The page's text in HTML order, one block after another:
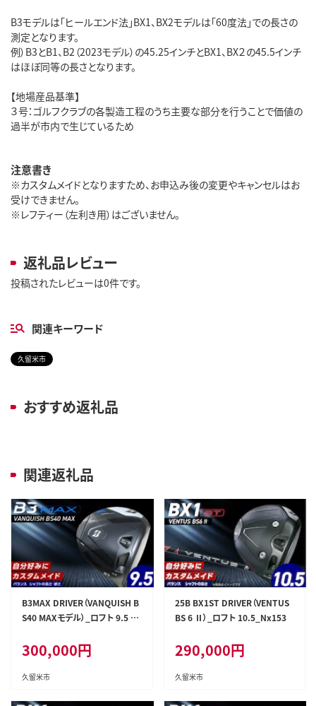
B3モデルは「ヒールエンド法」BX1、BX2モデルは「60度法」での長さの
測定となります。
例）B3とB1、B2（2023モデル）の45.25インチとBX1、BX２の45.5インチ
はほぼ同等の長さとなります。
【地場産品基準】
３号：ゴルフクラブの各製造工程のうち主要な部分を行うことで価値の
過半が市内で生じているため
注意書き
※カスタムメイドとなりますため、お申込み後の変更やキャンセルはお
受けできません。
※レフティー（左利き用）はございません。
返礼品レビュー
投稿されたレビューは0件です。
関連キーワード
久留米市
おすすめ返礼品
関連返礼品
B3MAX DRIVER（VANQUISH B
S40 MAXモデル）_ロフト 9.5 _
300,000円
久留米市
25B BX1ST DRIVER（VENTUS
BS 6 Ⅱ）_ロフト 10.5_Nx153
290,000円
久留米市